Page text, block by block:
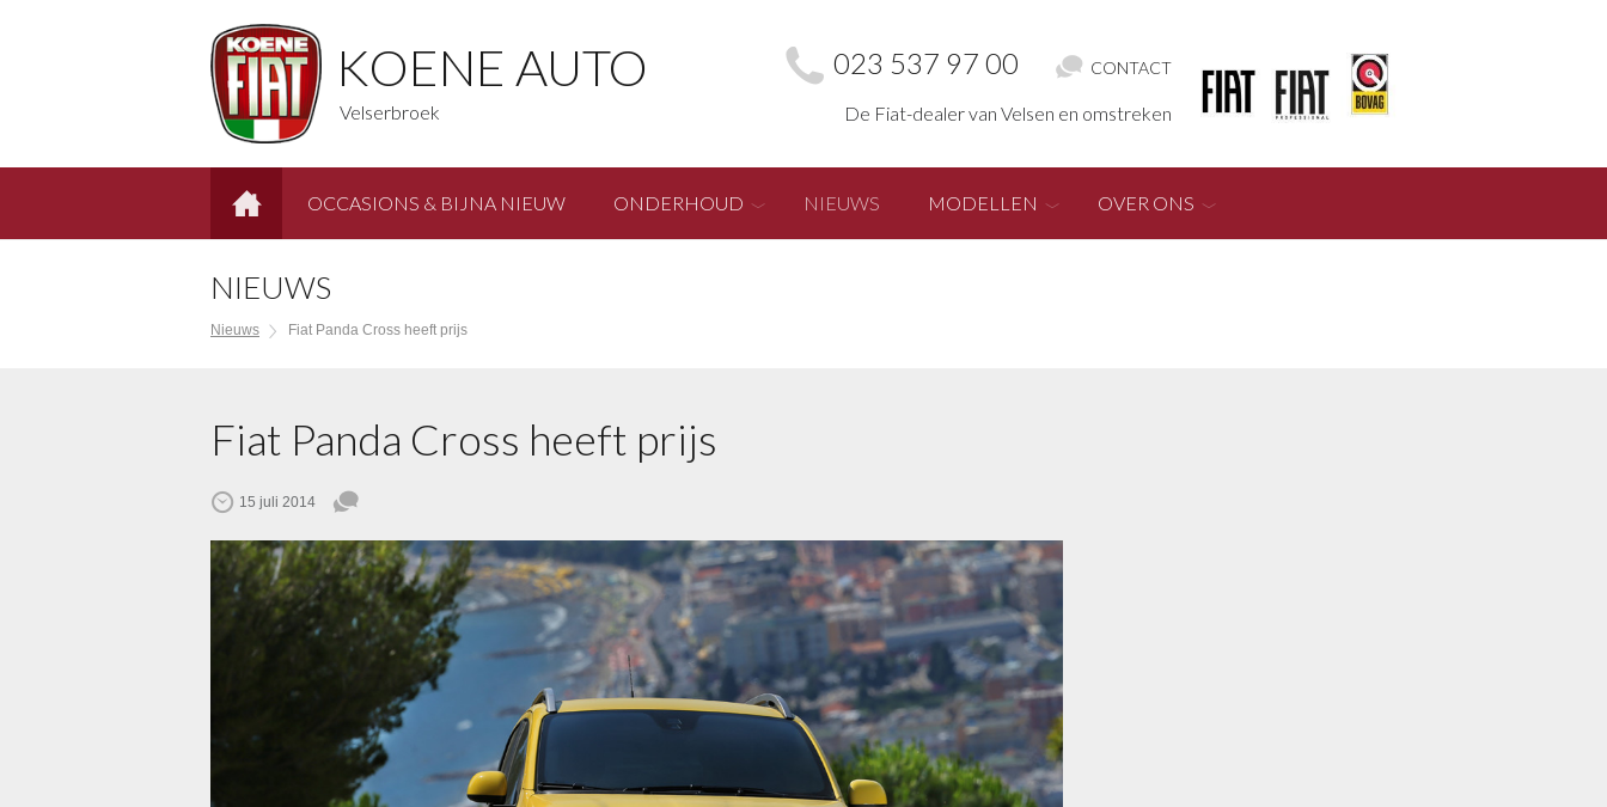
KOENE AUTO
Velserbroek
023 537 97 00 CONTACT
De Fiat-dealer van Velsen en omstreken
OCCASIONS & BIJNA NIEUW ONDERHOUD NIEUWS MODELLEN OVER ONS
NIEUWS
Nieuws Fiat Panda Cross heeft prijs
Fiat Panda Cross heeft prijs
15 juli 2014